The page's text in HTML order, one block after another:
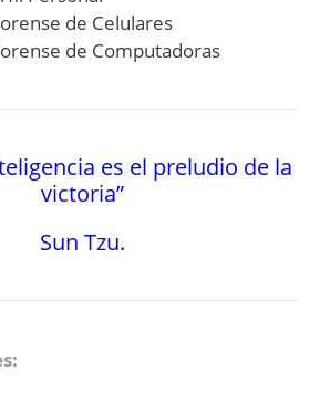
de Celulares
de Computadoras
es el preludio de la
victoria”
Sun Tzu.